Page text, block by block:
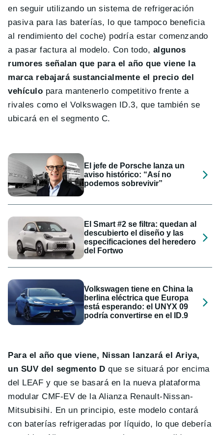
en seguir utilizando un sistema de refrigeración
pasiva para las baterías, lo que tampoco beneficia
al rendimiento del coche) podría estar comenzando
a pasar factura al modelo. Con todo, algunos
rumores señalan que para el año que viene la
marca rebajará sustancialmente el precio del
vehículo para mantenerlo competitivo frente a
rivales como el Volkswagen ID.3, que también se
ubicará en el segmento C.
El jefe de Porsche lanza un
aviso histórico: “Así no
podemos sobrevivir”
El Smart #2 se filtra: quedan al
descubierto el diseño y las
especificaciones del heredero
del Fortwo
Volkswagen tiene en China la
berlina eléctrica que Europa
está esperando: el UNYX 09
podría convertirse en el ID.9
Para el año que viene, Nissan lanzará el Ariya,
un SUV del segmento D que se situará por encima
del LEAF y que se basará en la nueva plataforma
modular CMF-EV de la Alianza Renault-Nissan-
Mitsubisihi. En un principio, este modelo contará
con baterías refrigeradas por líquido, lo que debería